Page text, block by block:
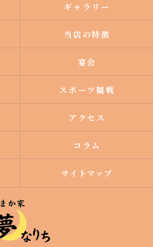
ギャラリー
当店の特徴
宴会
スポーツ観戦
アクセス
コラム
サイトマップ